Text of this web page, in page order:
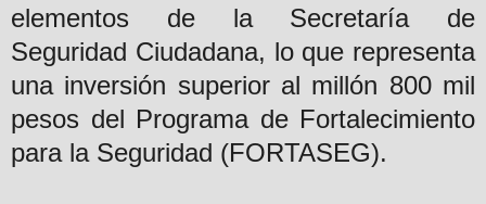
elementos de la Secretaría de
Seguridad Ciudadana, lo que representa
una inversión superior al millón 800 mil
pesos del Programa de Fortalecimiento
para la Seguridad (FORTASEG).